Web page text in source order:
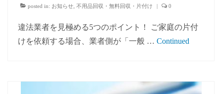
posted in: お知らせ 不用品回収・無料回収・片付け | 0
違法業者を見極める5つのポイント！ ご家庭の片付
けを依頼する場合、業者側が「一般 … Continued